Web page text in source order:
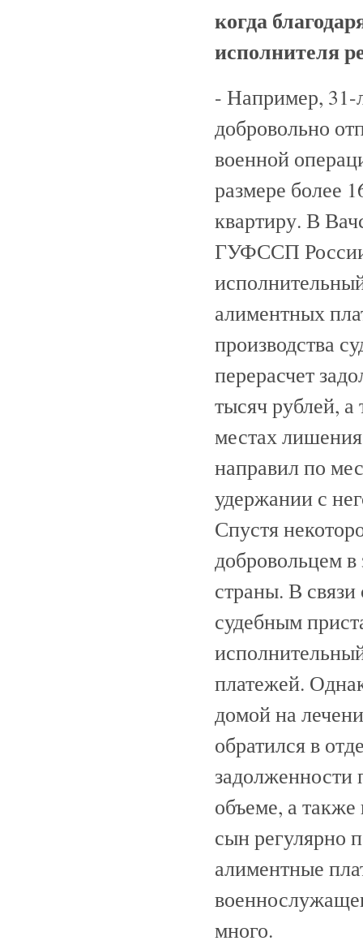
когда
исполнителя
- Например, 31-
добровольно
военной
размере более
квартиру. В
ГУФССП России
алиментных
производства
перерасчет
тысяч рублей, а
местах
направил по
удержании с
Спустя
добровольцем
страны. В
судебным
платежей.
домой на
обратился в
задолженности
объеме, а
сын регулярно
алиментные
много.